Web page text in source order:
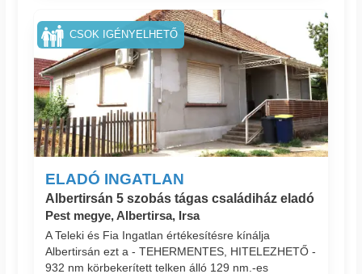
ELADÓ INGATLAN
Albertirsán 5 szobás tágas családiház eladó
Pest megye, Albertirsa, Irsa
A Teleki és Fia Ingatlan értékesítésre kínálja
Albertirsán ezt a - TEHERMENTES, HITELEZHETŐ -
932 nm körbekerített telken álló 129 nm.-es
CSOK IGÉNYELHETŐ